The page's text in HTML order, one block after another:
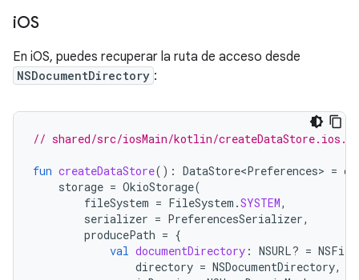
iOS
En iOS, puedes recuperar la ruta de acceso desde
NSDocumentDirectory :
// shared/src/iosMain/kotlin/createDataStore.ios.kt
fun createDataStore(): DataStore<Preferences> =
storage = OkioStorage(
fileSystem = FileSystem .SYSTEM,
serializer = PreferencesSerializer,
producePath = {
val documentDirectory : NSURL? =
directory = NSDocumentDirectory,